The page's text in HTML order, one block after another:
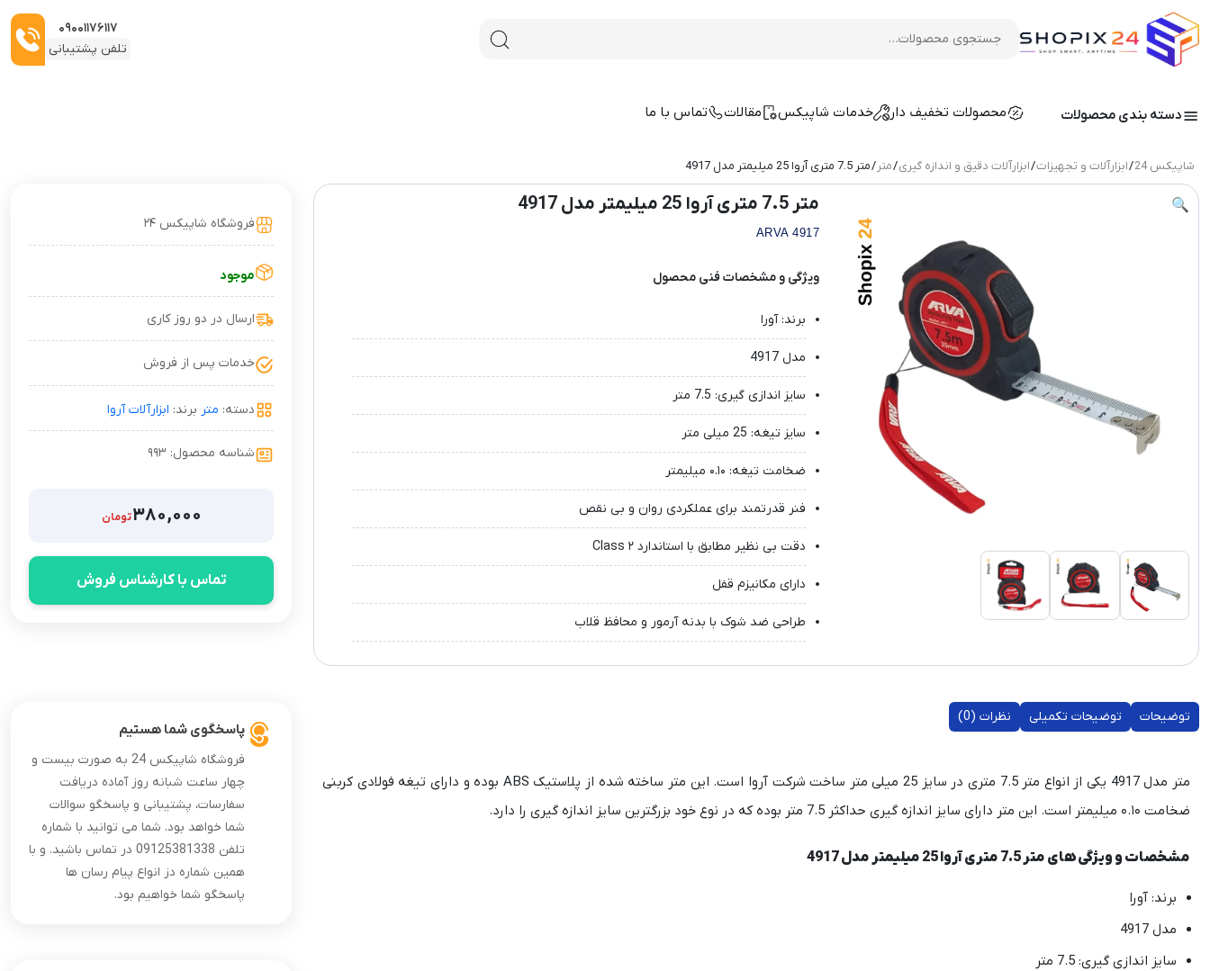
۰۹۰۰۱۱۷۶۱۱۷
تلفن پشتیبانی
دسته بندی محصولات محصولات تخفیف دار خدمات شاپیکس مقالات تماس با ما
شاپیکس 24 /ابزارآلات و تجهیزات/ابزارآلات دقیق و اندازه گیری/متر/ متر 7.5 متری آروا 25 میلیمتر مدل 4917
🔍 متر 7.5 متری آروا 25 میلیمتر مدل 4917
ARVA 4917
ویژگی و مشخصات فنی محصول
برند: آورا
مدل 4917
سایز اندازی گیری: 7.5 متر
سایز تیغه: 25 میلی متر
ضخامت تیغه: ۰.۱۰ میلیمتر
فنر قدرتمند برای عملکردی روان و بی نقص
دقت بی نظیر مطابق با استاندارد Class ۲
دارای مکانیزم قفل
طراحی ضد شوک با بدنه آرمور و محافظ قلاب
فروشگاه شاپیکس ۲۴
موجود
ارسال در دو روز کاری
خدمات پس از فروش
دسته: متر برند: ابزارآلات آروا
شناسه محصول: ۹۹۳
۳۸۰,۰۰۰تومان
تماس با کارشناس فروش
توضیحات توضیحات تکمیلی نظرات (0)
متر مدل 4917 یکی از انواع متر 7.5 متری در سایز 25 میلی متر ساخت شرکت آروا است. این متر ساخته شده از پلاستیک ABS بوده و دارای تیغه فولادی کربنی
ضخامت ۰.۱۰ میلیمتر است. این متر دارای سایز اندازه گیری حداکثر 7.5 متر بوده که در نوع خود بزرگترین سایز اندازه گیری را دارد.
مشخصات و ویژگی های متر 7.5 متری آروا 25 میلیمتر مدل 4917
برند: آورا
مدل 4917
سایز اندازی گیری: 7.5 متر
پاسخگوی شما هستیم
فروشگاه شاپیکس 24 به صورت بیست و
چهار ساعت شبانه روز آماده دریافت
سفارسات، پشتیبانی و پاسخگو سوالات
شما خواهد بود. شما می توانید با شماره
تلفن 09125381338 در تماس باشید. و با
همین شماره دز انواع پیام رسان ها
پاسخگو شما خواهیم بود.